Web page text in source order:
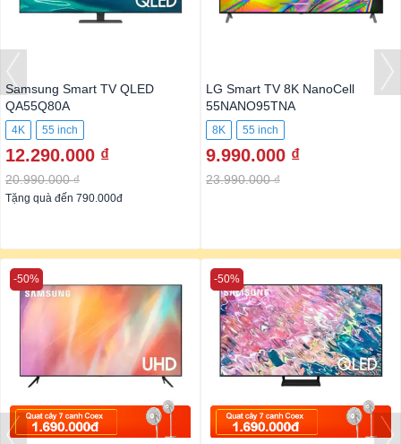
Samsung Smart TV QLED
QA55Q80A
4K 55 inch
12.290.000 ₫
20.990.000 ₫
Tặng quà đến 790.000đ
LG Smart TV 8K NanoCell
55NANO95TNA
8K 55 inch
9.990.000 ₫
23.990.000 ₫
-50% -50%